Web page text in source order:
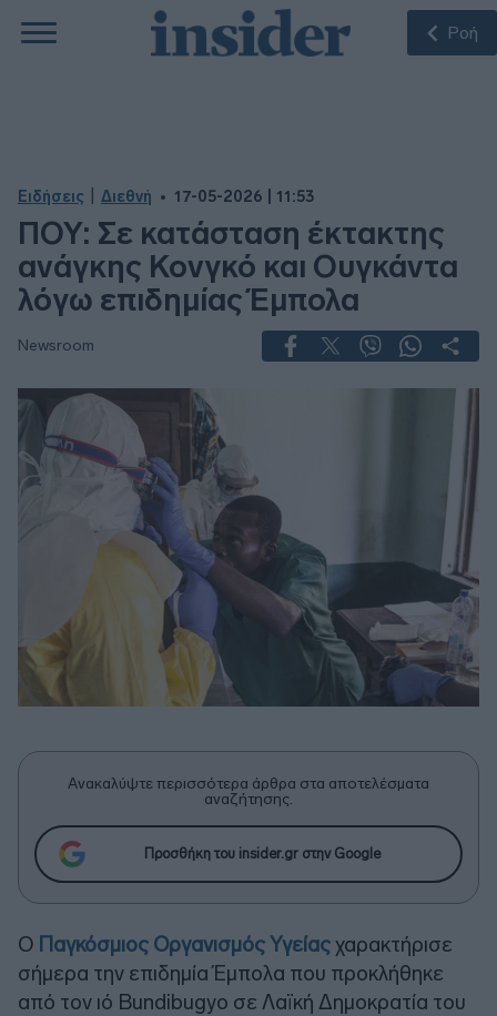
Ροή
Ειδήσεις Διεθνή 17-05-2026 | 11:53
ΠΟΥ: Σε κατάσταση έκτακτης
ανάγκης Κονγκό και Ουγκάντα
λόγω επιδημίας Έμπολα
Newsroom
Ανακαλύψτε περισσότερα άρθρα στα αποτελέσματα
αναζήτησης.
Προσθήκη του insider.gr στην Google
Ο Παγκόσμιος Οργανισμός Υγείαςχαρακτήρισε
σήμερα την επιδημία Έμπολα που προκλήθηκε
από τον ιό Bundibugyo σε Λαϊκή Δημοκρατία του